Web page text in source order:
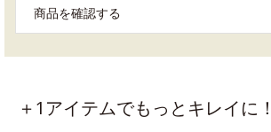
商品を確認する
＋1アイテムでもっとキレイに！